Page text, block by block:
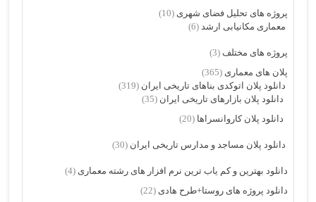
پروژه های تحلیل فضای شهری (10)
معماری مکانیابی ارشد (6)
پروژه های مختلف (3)
پلان های معماری (365)
دانلود پلان اتوکدی بناهای تاریخی ایران (319)
دانلود پلان بازارهای تاریخی ایران (35)
دانلود پلان کاروانسراها (20)
دانلود پلان مساجد و مدارس تاریخی ایران (30)
دانلود بهترین و کم یاب ترین نرم افزار های رشته معماری (4)
دانلود پروژه های روستا+طرح هادی (22)